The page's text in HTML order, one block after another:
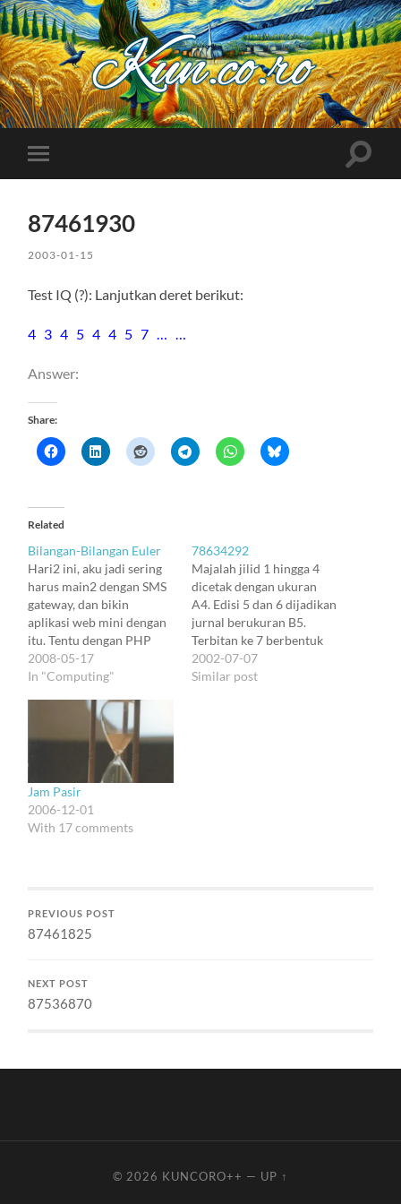
Kuncoro++
Toggle
mobile
Toggle
87461930
2003-01-15
Test IQ (?): Lanjutkan deret berikut:
4 3 4 5 4 4 5 7 … …
Answer:
Share:
Related
Bilangan-Bilangan Euler
Hari2 ini, aku jadi sering
harus main2 dengan SMS
gateway, dan bikin
aplikasi web mini dengan
itu. Tentu dengan PHP
dan MySQL lagi. Dan
sebenernya aku ragu, apa
masih bisa kita anggap
bagian dari programming,
seperti zaman kita dulu
masih boleh sering2
main2 dengan C++.
Batasnya "etika"-nya…
2008-05-17
In "Computing"
78634292
Majalah jilid 1 hingga 4
dicetak dengan ukuran
A4. Edisi 5 dan 6 dijadikan
jurnal berukuran B5.
Terbitan ke 7 berbentuk
buku, yang cukup tebal.
Edisi 8 mirip edisi 7,
2002-07-07
Similar post
Jam Pasir
2006-12-01
With 17 comments
PREVIOUS POST
87461825
NEXT POST
87536870
© 2026 KUNCORO++ — UP ↑